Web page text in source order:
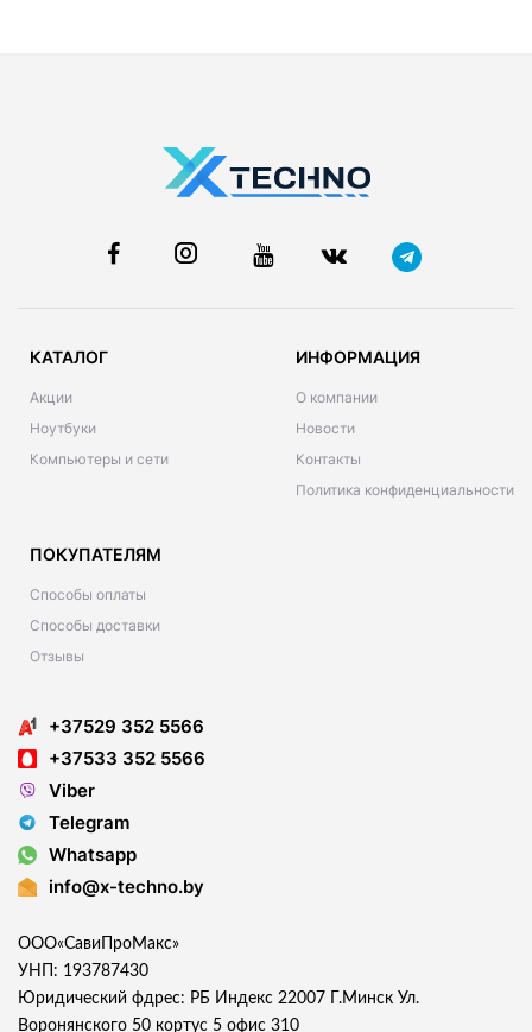
КАТАЛОГ
Акции
Ноутбуки
Компьютеры и сети
ИНФОРМАЦИЯ
О компании
Новости
Контакты
Политика конфиденциальности
ПОКУПАТЕЛЯМ
Способы оплаты
Способы доставки
Отзывы
+37529 352 5566
+37533 352 5566
Viber
Telegram
Whatsapp
info@x-techno.by
ООО«СавиПроМакс»
УНП: 193787430
Юридический фдрес: РБ Индекс 22007 Г.Минск Ул.
Воронянского 50 кортус 5 офис 310